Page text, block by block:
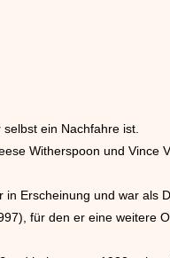
ein Nachfahre ist.
Witherspoon und Vince
Erscheinung und war als
für den er eine weitere